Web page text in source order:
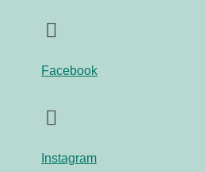
Facebook
Instagram